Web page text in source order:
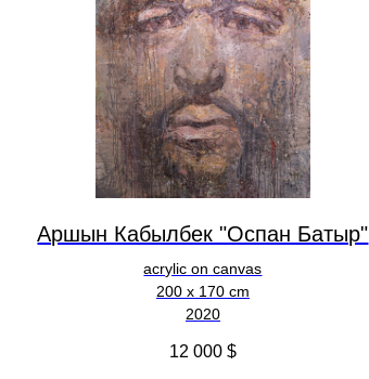
Аршын Кабылбек "Оспан Батыр"
acrylic on canvas
200 x 170 cm
2020
12 000 $